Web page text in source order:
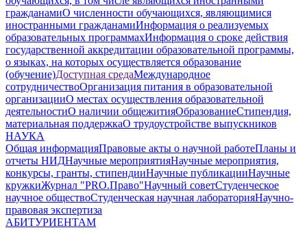
гражданамиО численности обучающихся, являющимися
иностранными гражданамиИнформация о реализуемых
образовательных программахИнформация о сроке действия
государственной аккредитации образовательной программы,
о языках, на которых осуществляется образование
(обучение)Доступная средаМеждународное
сотрудничествоОрганизация питания в образовательной
организацииО местах осуществления образовательной
деятельностиО наличии общежитияОбразованиеСтипендия,
материальная поддержкаО трудоустройстве выпускников
НАУКА
Общая информацияПравовые акты о научной работеПланы и
отчеты НИДНаучные мероприятияНаучные мероприятия,
конкурсы, гранты, стипендииНаучные публикацииНаучные
кружкиЖурнал "PRO.Право"Научный советСтуденческое
научное обществоСтуденческая научная лабораторияНаучно-
правовая экспертиза
АБИТУРИЕНТАМ